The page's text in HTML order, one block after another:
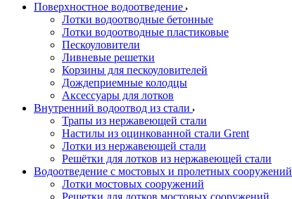
Поверхностное водоотведение
Лотки водоотводные бетонные
Лотки водоотводные пластиковые
Пескоуловители
Ливневые решетки
Корзины для пескоуловителей
Дождеприемные колодцы
Аксессуары для лотков
Внутренний водоотвод из стали
Трапы из нержавеющей стали
Настилы из оцинкованной стали Grent
Лотки из нержавеющей стали
Решётки для лотков из нержавеющей стали
Водоотведение с мостовых и пролетных сооружений
Лотки мостовых сооружений
Решетки для лотков мостовых сооружений